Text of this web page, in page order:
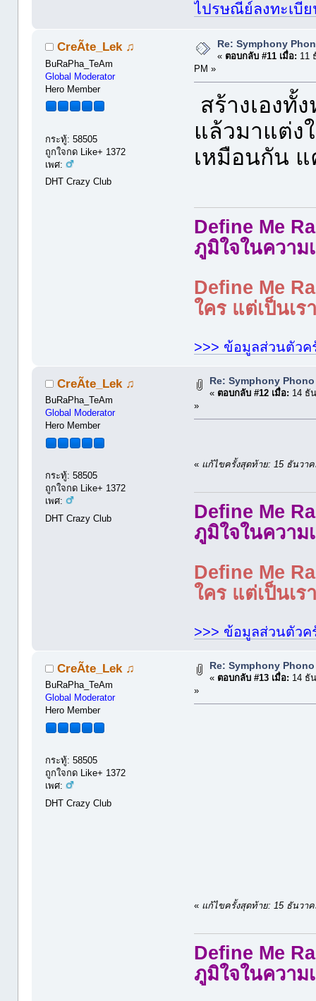
ไปรษณีย์ลงทะเบีย
CreÃte_Lek ♫
BuRaPha_TeAm
Global Moderator
Hero Member
กระทู้: 58505
ถูกใจกด Like+ 1372
เพศ:
DHT Crazy Club
Re: Symphony
« ตอบกลับ #11 เมื่อ: 11
PM »
สร้างเองทั้
แล้วมาแต่ง
เหมือนกัน
Define Me
ภูมิใจในความ
Define Me
ใคร แต่เป็นเ
>>> ข้อมูลส่วนตัวค
CreÃte_Lek ♫
BuRaPha_TeAm
Global Moderator
Hero Member
กระทู้: 58505
ถูกใจกด Like+ 1372
เพศ:
DHT Crazy Club
Re: Symphony
« ตอบกลับ #12 เมื่อ: 14 ธั
»
« แก้ไขครั้งสุดท้าย: 15 ธันวาค
Define Me
ภูมิใจในความ
Define Me
ใคร แต่เป็นเ
>>> ข้อมูลส่วนตัวค
CreÃte_Lek ♫
BuRaPha_TeAm
Global Moderator
Hero Member
กระทู้: 58505
ถูกใจกด Like+ 1372
เพศ:
DHT Crazy Club
Re: Symphony
« ตอบกลับ #13 เมื่อ: 14 ธั
»
« แก้ไขครั้งสุดท้าย: 15 ธันวาค
Define Me
ภูมิใจในความ